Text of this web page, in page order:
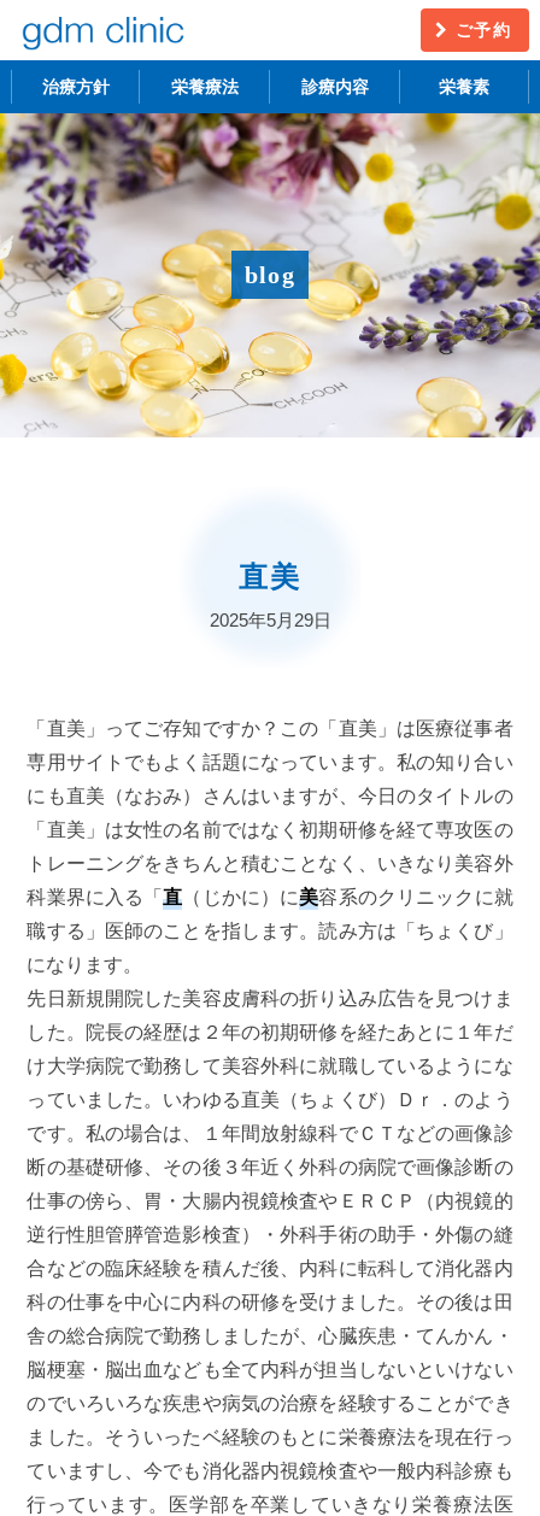
ご予約
治療方針 栄養療法 診療内容
不妊治療 うつ・慢性疲労
アンチエイジング 更年期障害
アトピー性皮膚炎 ニキビ・シミ
レーザー脱毛 月経
栄養素
blog
直美
2025年5月29日
「直美」ってご存知ですか？この「直美」は医療従事者
専用サイトでもよく話題になっています。私の知り合い
にも直美（なおみ）さんはいますが、今日のタイトルの
「直美」は女性の名前ではなく初期研修を経て専攻医の
トレーニングをきちんと積むことなく、いきなり美容外
科業界に入る「直 （じかに）に美容系のクリニックに就
職する」医師のことを指します。読み方は「ちょくび」
になります。
先日新規開院した美容皮膚科の折り込み広告を見つけま
した。院長の経歴は２年の初期研修を経たあとに１年だ
け大学病院で勤務して美容外科に就職しているようにな
っていました。いわゆる直美（ちょくび）Ｄｒ．のよう
です。私の場合は、１年間放射線科でＣＴなどの画像診
断の基礎研修、その後３年近く外科の病院で画像診断の
仕事の傍ら、胃・大腸内視鏡検査やＥＲＣＰ（内視鏡的
逆行性胆管膵管造影検査）・外科手術の助手・外傷の縫
合などの臨床経験を積んだ後、内科に転科して消化器内
科の仕事を中心に内科の研修を受けました。その後は田
舎の総合病院で勤務しましたが、心臓疾患・てんかん・
脳梗塞・脳出血なども全て内科が担当しないといけない
のでいろいろな疾患や病気の治療を経験することができ
ました。そういったベ経験のもとに栄養療法を現在行っ
ていますし、今でも消化器内視鏡検査や一般内科診療も
行っています。医学部を卒業していきなり栄養療法医